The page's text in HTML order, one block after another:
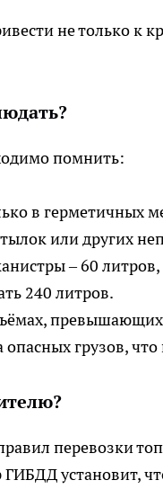
не только
помнить:
в герметичных
или других
– 60
240 литров.
грузов,
перевозки
установит,